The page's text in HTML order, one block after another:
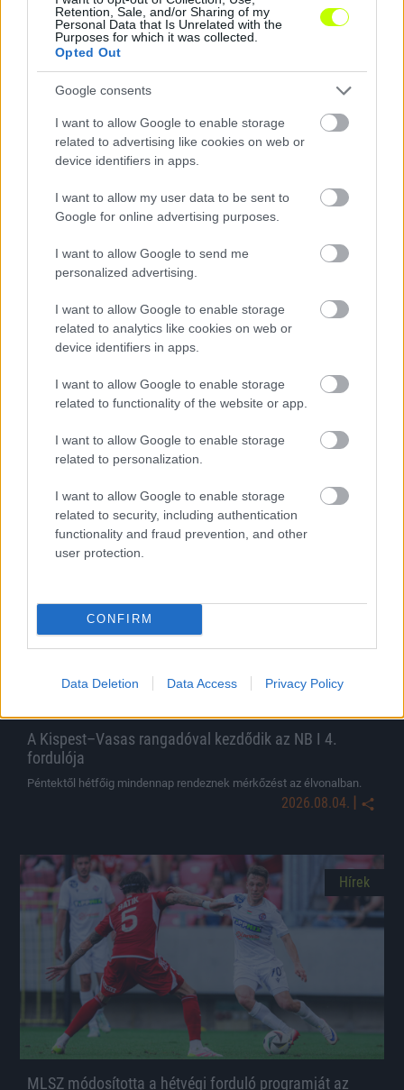
Retention, Sale, and/or Sharing of my
Personal Data that Is Unrelated with the
Purposes for which it was collected.
Opted Out
Google consents
I want to allow Google to enable storage
related to advertising like cookies on web or
device identifiers in apps.
I want to allow my user data to be sent to
Google for online advertising purposes.
I want to allow Google to send me
personalized advertising.
I want to allow Google to enable storage
related to analytics like cookies on web or
device identifiers in apps.
I want to allow Google to enable storage
related to functionality of the website or app.
I want to allow Google to enable storage
related to personalization.
I want to allow Google to enable storage
related to security, including authentication
functionality and fraud prevention, and other
user protection.
CONFIRM
Data Deletion Data Access Privacy Policy
Ötgólos dráma: kétgólos hátrányból állt fel az MTK,
mégis a Puskás Akadémia nyert
nyitómérkőzését.
2026.08.07.
Hírek
Újra telt ház lehet a Kispest–Vasason
szektorbezárás végrehajtását.
A Kispest–Vasas rangadóval kezdődik az NB I 4.
fordulója
Péntektől hétfőig mindennap rendeznek mérkőzést az élvonalban.
2026.08.04. |
Hírek
MLSZ módosította a hétvégi forduló programját az